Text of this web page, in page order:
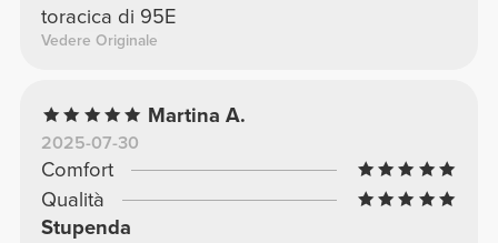
toracica di 95E
Vedere Originale
Martina A.
2025-07-30
Comfort
Qualità
Stupenda